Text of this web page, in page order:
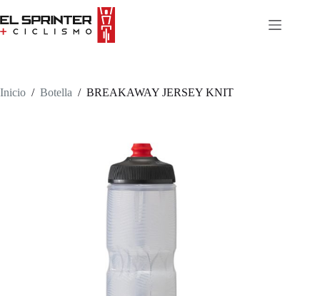
to
content
Inicio / Botella / BREAKAWAY JERSEY KNIT